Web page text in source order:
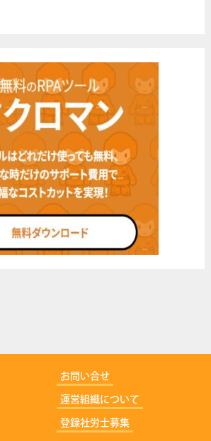
社労士ナビ
お問い合せ
運営組織について
登録社労士募集